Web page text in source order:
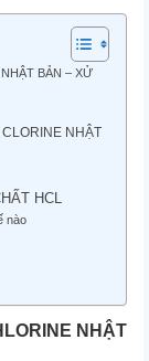
BẢN – XỬ
NHẬT
HCL
nào
NHẬT